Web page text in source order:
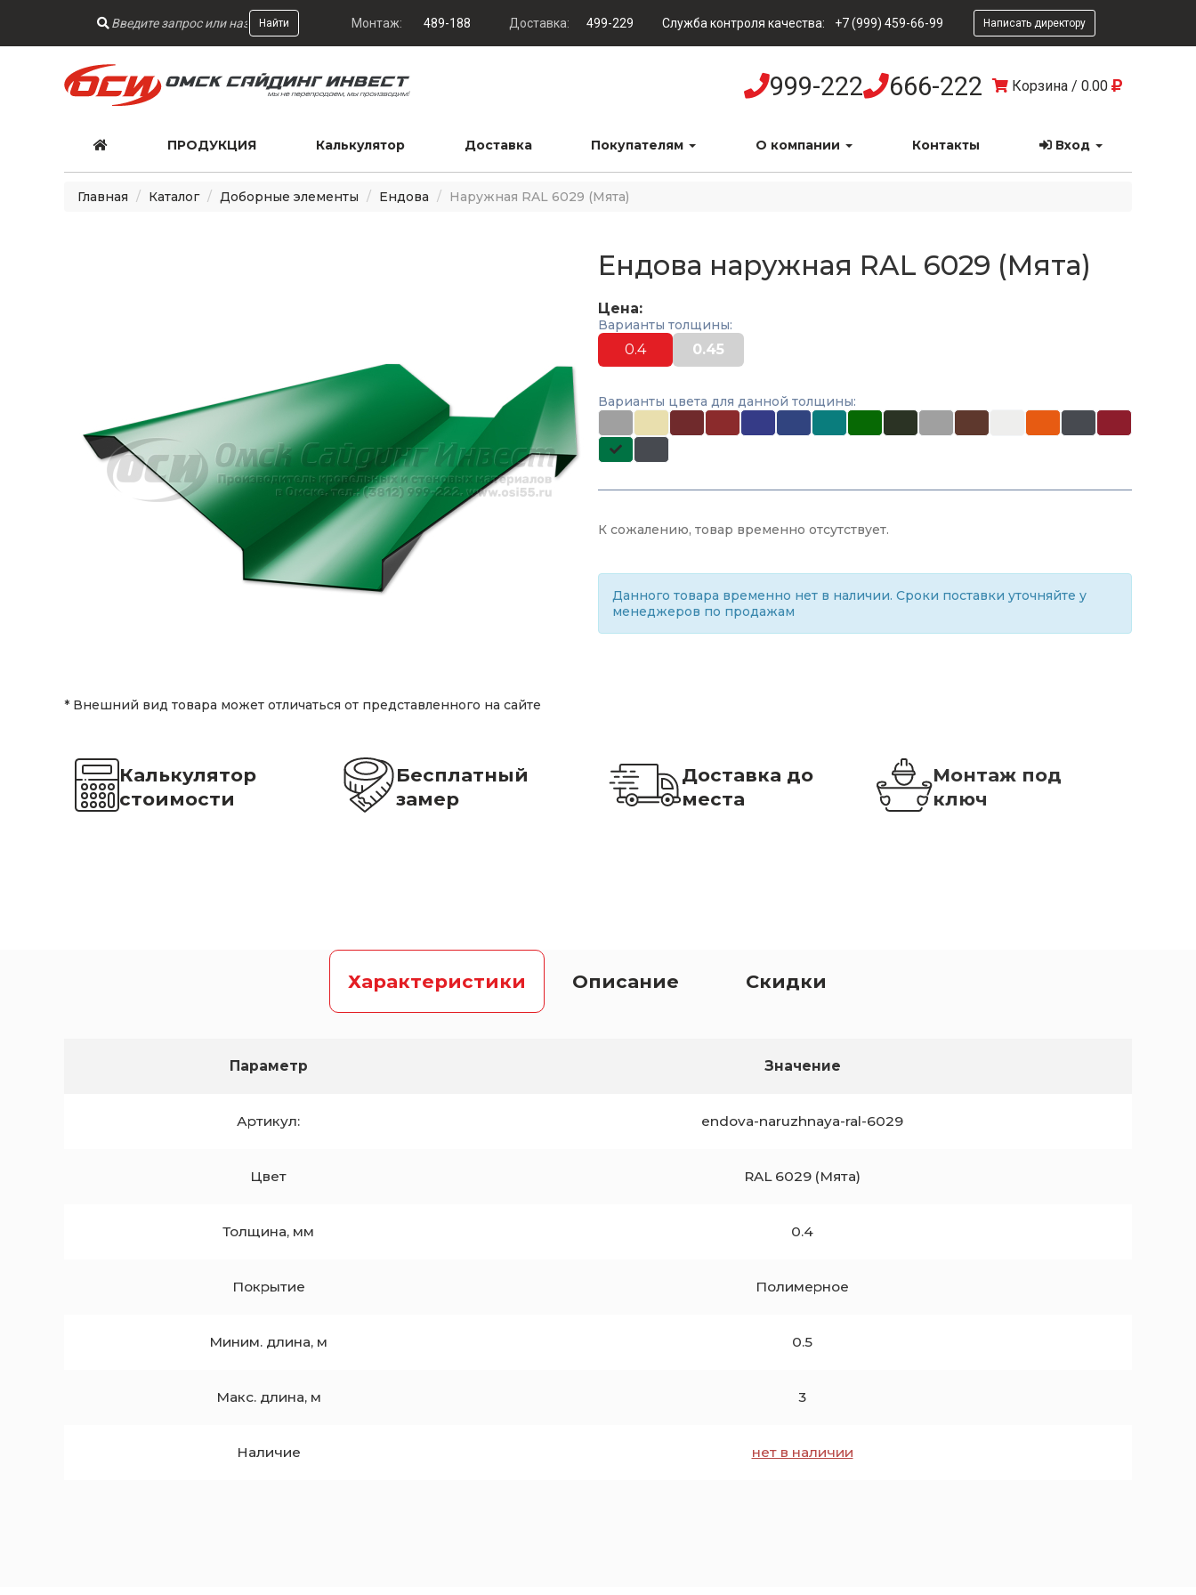
Найти Монтаж: 489-188 Доставка: 499-229 Служба контроля качества: +7 (999) 459-66-99 Написать директору
999-222 666-222 Корзина / 0.00
ПРОДУКЦИЯ Калькулятор Доставка Покупателям О компании Контакты Вход
Главная Каталог Доборные элементы Ендова Наружная RAL 6029 (Мята)
* Внешний вид товара может отличаться от представленного на сайте
Ендова наружная RAL 6029 (Мята)
Цена:
Варианты толщины:
0.4 0.45
Варианты цвета для данной толщины:
К сожалению, товар временно отсутствует.
Данного товара временно нет в наличии. Сроки поставки уточняйте у
менеджеров по продажам
Калькулятор
стоимости
Бесплатный
замер
Доставка до
места
Монтаж под
ключ
Характеристики Описание Скидки
Параметр Значение
Артикул: endova-naruzhnaya-ral-6029
Цвет RAL 6029 (Мята)
Толщина, мм 0.4
Покрытие Полимерное
Миним. длина, м 0.5
Макс. длина, м 3
Наличие нет в наличии